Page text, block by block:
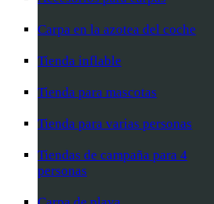
Carpa en la azotea del coche
Tienda inflable
Tienda para mascotas
Tienda para varias personas
Tiendas de campaña para 4
personas